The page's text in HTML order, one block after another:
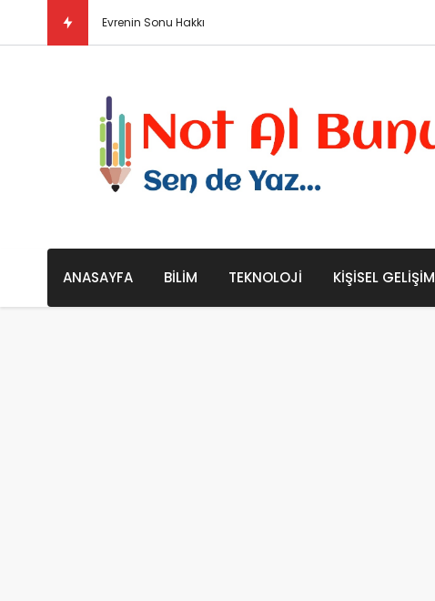
Evrenin Sonu Hakkında Bazı Teoriler / Büyük Çöküş
ANASAYFA BILIM TEKNOLOJI KIŞISEL GELIŞIM